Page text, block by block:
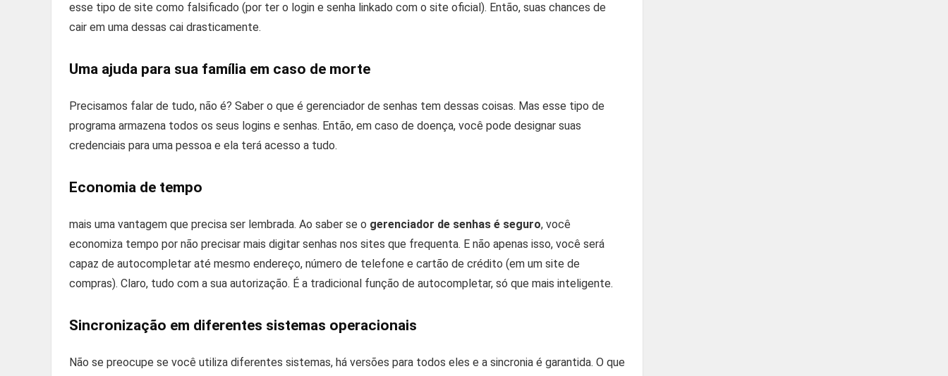
esse tipo de site como falsificado (por ter o login e senha linkado com o site oficial). Então, suas chances de
cair em uma dessas cai drasticamente.
Uma ajuda para sua família em caso de morte
Precisamos falar de tudo, não é? Saber o que é gerenciador de senhas tem dessas coisas. Mas esse tipo de
programa armazena todos os seus logins e senhas. Então, em caso de doença, você pode designar suas
credenciais para uma pessoa e ela terá acesso a tudo.
Economia de tempo
mais uma vantagem que precisa ser lembrada. Ao saber se o gerenciador de senhas é seguro, você
economiza tempo por não precisar mais digitar senhas nos sites que frequenta. E não apenas isso, você será
capaz de autocompletar até mesmo endereço, número de telefone e cartão de crédito (em um site de
compras). Claro, tudo com a sua autorização. É a tradicional função de autocompletar, só que mais inteligente.
Sincronização em diferentes sistemas operacionais
Não se preocupe se você utiliza diferentes sistemas, há versões para todos eles e a sincronia é garantida. O que